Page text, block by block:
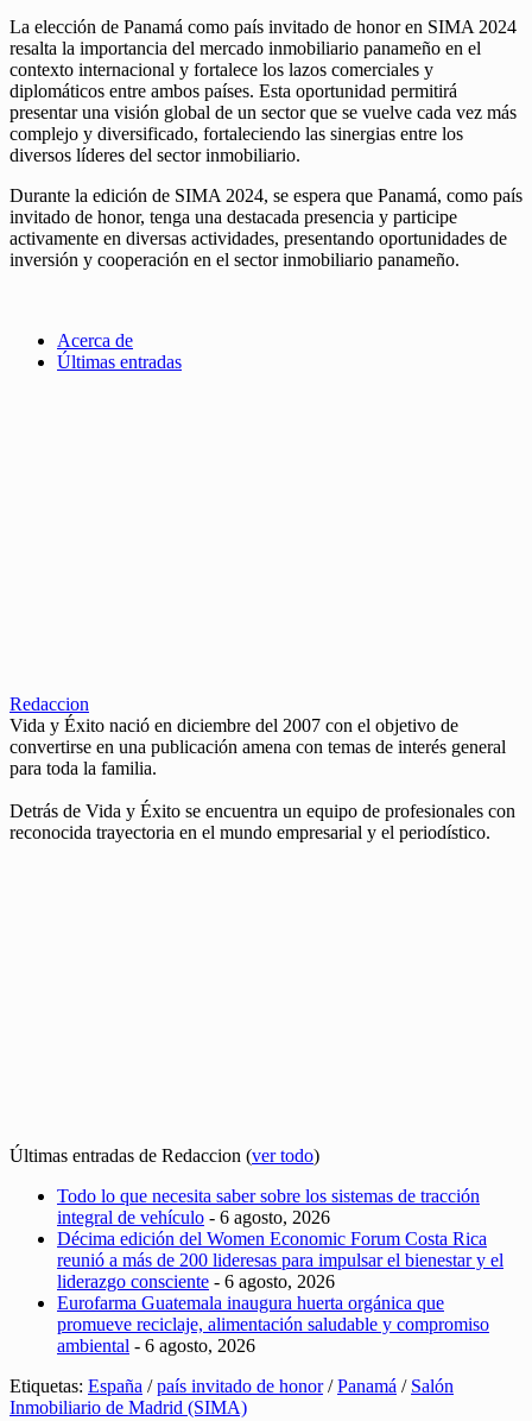
La elección de Panamá como país invitado de honor en SIMA 2024
resalta la importancia del mercado inmobiliario panameño en el
contexto internacional y fortalece los lazos comerciales y
diplomáticos entre ambos países. Esta oportunidad permitirá
presentar una visión global de un sector que se vuelve cada vez más
complejo y diversificado, fortaleciendo las sinergias entre los
diversos líderes del sector inmobiliario.
Durante la edición de SIMA 2024, se espera que Panamá, como país
invitado de honor, tenga una destacada presencia y participe
activamente en diversas actividades, presentando oportunidades de
inversión y cooperación en el sector inmobiliario panameño.
Acerca de
Últimas entradas
Redaccion
Vida y Éxito nació en diciembre del 2007 con el objetivo de
convertirse en una publicación amena con temas de interés general
para toda la familia.
Detrás de Vida y Éxito se encuentra un equipo de profesionales con
reconocida trayectoria en el mundo empresarial y el periodístico.
Últimas entradas de Redaccion (ver todo)
Todo lo que necesita saber sobre los sistemas de tracción
integral de vehículo - 6 agosto, 2026
Décima edición del Women Economic Forum Costa Rica
reunió a más de 200 lideresas para impulsar el bienestar y el
liderazgo consciente - 6 agosto, 2026
Eurofarma Guatemala inaugura huerta orgánica que
promueve reciclaje, alimentación saludable y compromiso
ambiental - 6 agosto, 2026
Etiquetas: España /país invitado de honor/Panamá / Salón
Inmobiliario de Madrid (SIMA)